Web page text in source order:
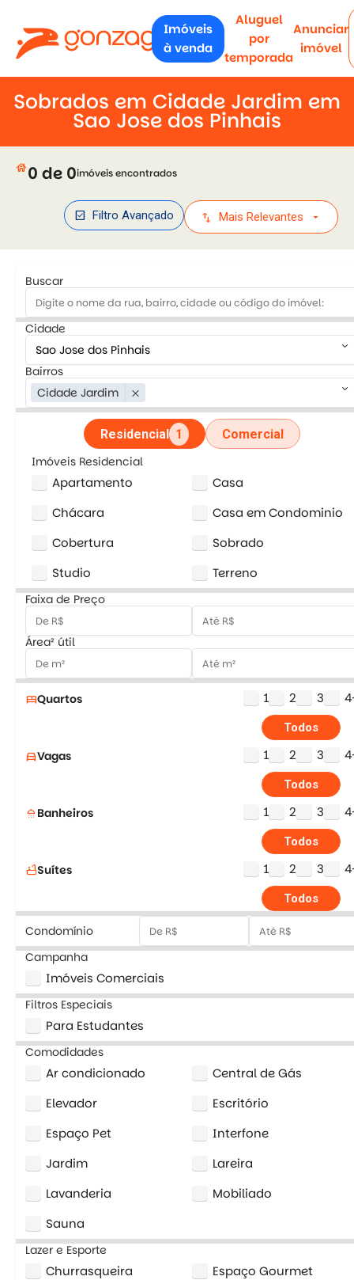
Imóveis
à venda
Aluguel
por
temporada
Anunciar
imóvel
Sobrados em Cidade Jardim em
Sao Jose dos Pinhais
house0 de 0imóveis encontrados
check_box Filtro Avançado swap_vert Mais Relevantes arrow_drop_down
Buscar
Cidade
keyboard_arrow_down
Bairros
Cidade Jardim
close keyboard_arrow_down
Residencial 1 Comercial
Imóveis Residencial
Apartamento
Casa
Chácara
Casa em Condominio
Cobertura
Sobrado
Studio
Terreno
Faixa de Preço
Área² útil
bedQuartos 1 2 3
Todos
directions_carVagas 1 2 3
Todos
shower Banheiros 1 2 3
Todos
bathtubSuítes 1 2 3
Todos
Condomínio
Campanha
Imóveis Comerciais
Filtros Especiais
Para Estudantes
Comodidades
Ar condicionado
Central de Gás
Elevador
Escritório
Espaço Pet
Interfone
Jardim
Lareira
Lavanderia
Mobiliado
Sauna
Lazer e Esporte
Churrasqueira
Espaço Gourmet